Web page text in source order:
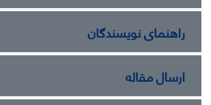
راهنمای نویسندگان
ارسال مقاله